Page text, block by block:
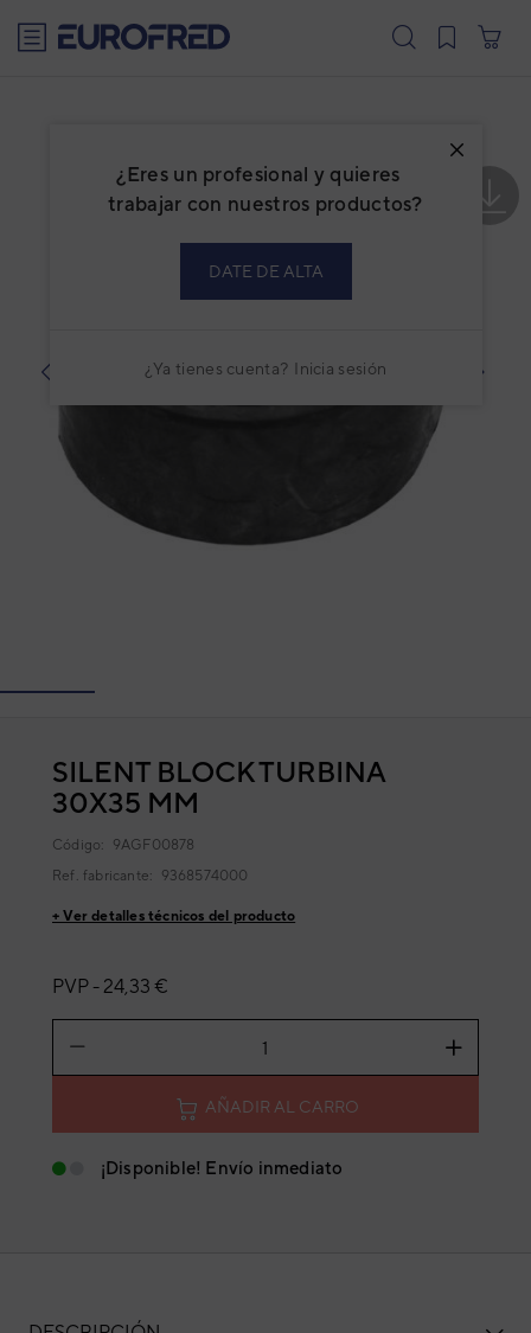
¿Eres un profesional y quieres
trabajar con nuestros productos?
DATE DE ALTA
¿Ya tienes cuenta? Inicia sesión
SILENT BLOCK TURBINA
30X35 MM
Código: 9AGF00878
Ref. fabricante: 9368574000
+ Ver detalles técnicos del producto
PVP - 24,33 €
AÑADIR AL CARRO
¡Disponible! Envío inmediato